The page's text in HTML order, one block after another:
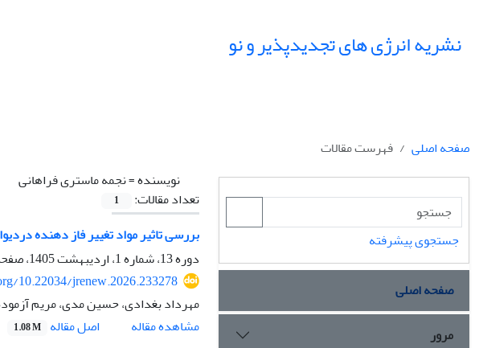
نشریه انرژی های تجدیدپذیر و نو
صفحه اصلی
فهرست مقالات
نویسنده =نجمه ماستری فراهانی
تعداد مقالات:
1
بررسی تاثیر مواد تغییر فاز دهنده
دوره 13، شماره 1، اردیبهشت 1405، صفحه
10.22034/jrenew.2026.233278
مهرداد بغدادی، حسین مدی، مریم
مشاهده مقاله
اصل مقاله 1.08 M
جستجوی پیشرفته
صفحه اصلی
مرور